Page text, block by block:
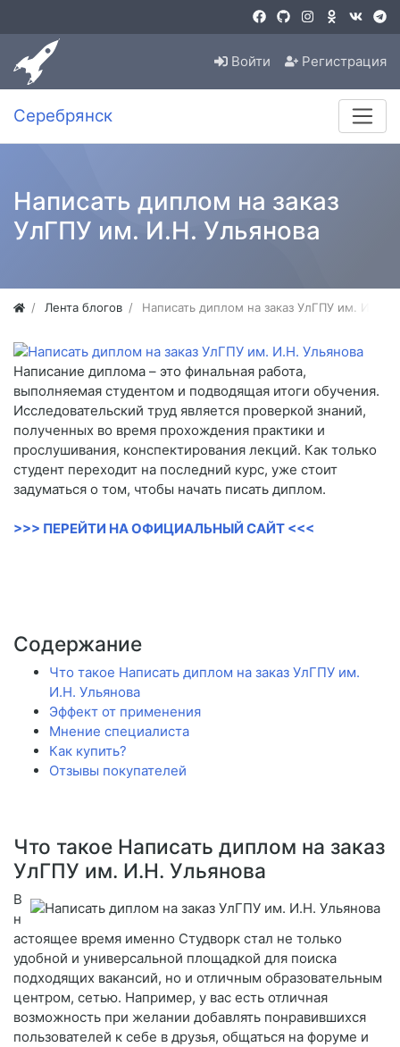
Войти Регистрация
Серебрянск
Написать диплом на заказ
УлГПУ им. И.Н. Ульянова
Лента блогов Написать диплом на заказ УлГПУ им. И.Н.
Написание диплома – это финальная работа,
выполняемая студентом и подводящая итоги обучения.
Исследовательский труд является проверкой знаний,
полученных во время прохождения практики и
прослушивания, конспектирования лекций. Как только
студент переходит на последний курс, уже стоит
задуматься о том, чтобы начать писать диплом.
>>> ПЕРЕЙТИ НА ОФИЦИАЛЬНЫЙ САЙТ <<<
Содержание
Что такое Написать диплом на заказ УлГПУ им.
И.Н. Ульянова
Эффект от применения
Мнение специалиста
Как купить?
Отзывы покупателей
Что такое Написать диплом на заказ
УлГПУ им. И.Н. Ульянова
В
н
астоящее время именно Студворк стал не только
удобной и универсальной площадкой для поиска
подходящих вакансий, но и отличным образовательным
центром, сетью. Например, у вас есть отличная
возможность при желании добавлять понравившихся
пользователей к себе в друзья, общаться на форуме и